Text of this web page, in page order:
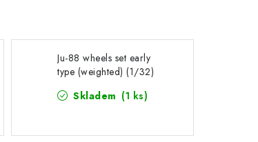
Ju-88 wheels set early
type (weighted) (1/32)
Skladem (1 ks)